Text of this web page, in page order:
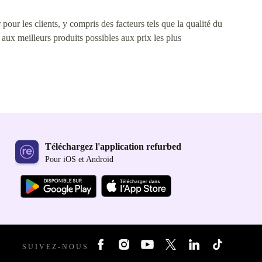
les clients, y compris des facteurs tels que la qualité du
meilleurs produits possibles aux prix les plus
Téléchargez l'application refurbed
Pour iOS et Android
SUIVEZ-NOUS